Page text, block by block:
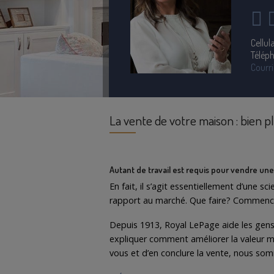
La vente de votre maison : bien
Autant de travail est requis pour vendre
En fait, il s’agit essentiellement d’une
rapport au marché. Que faire?
Depuis 1913, Royal LePage aide les
expliquer comment améliorer la valeur
vous et d’en conclure la vente, nous